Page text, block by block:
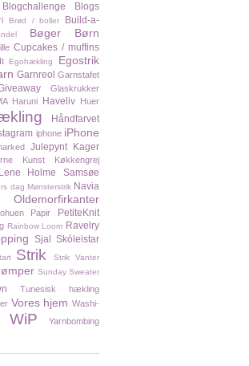
Blogchallenge Blogs
Brød / boller
Build-a-
Bøger
Børn
Cupcakes / muffins
Egohækling Egostrik
Garnreol Garnstafet
Glaskrukker
Haruni Haveliv Huer
Håndfarvet
iphone iPhone
Julepynt
Kager
Kunst Køkkengrej
Lene Holme Samsøe
dag Mønsterstrik Navia
Oldemorfirkanter
Papir PetiteKnit
Rainbow Loom Ravelry
Sjal Skóleistar
Strik Strik Vanter
Sunday Sweater
Tunesisk hækling
Vores hjem Washi-
WiP Yarnbombing